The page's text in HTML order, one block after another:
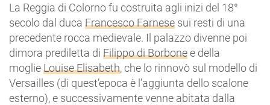
La Reggia di Colorno fu costruita agli inizi del 18°
secolo dal duca Francesco Farnese sui resti di una
precedente rocca medievale. Il palazzo divenne poi
dimora prediletta di Filippo di Borbonee della
moglieLouise Elisabeth, che lo rinnovò sul modello di
Versailles (di quest’epoca è l’aggiunta dello scalone
esterno), e successivamente venne abitata dalla